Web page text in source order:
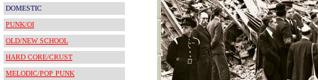
DOMESTIC
PUNK/OI
OLD/NEW SCHOOL
HARD CORE/CRUST
MELODIC/POP PUNK